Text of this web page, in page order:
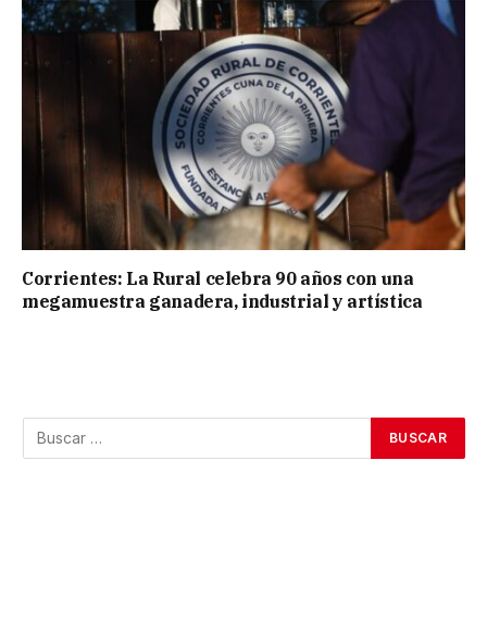
Corrientes: La Rural celebra 90 años con una
megamuestra ganadera, industrial y artística